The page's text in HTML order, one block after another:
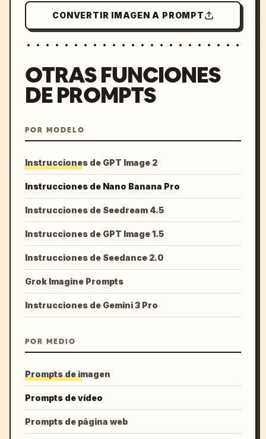
CONVERTIR IMAGEN A PROMPT
OTRAS FUNCIONES
DE PROMPTS
POR MODELO
Instrucciones de GPT Image 2
Instrucciones de Nano Banana Pro
Instrucciones de Seedream 4.5
Instrucciones de GPT Image 1.5
Instrucciones de Seedance 2.0
Grok Imagine Prompts
Instrucciones de Gemini 3 Pro
POR MEDIO
Prompts de imagen
Prompts de vídeo
Prompts de página web